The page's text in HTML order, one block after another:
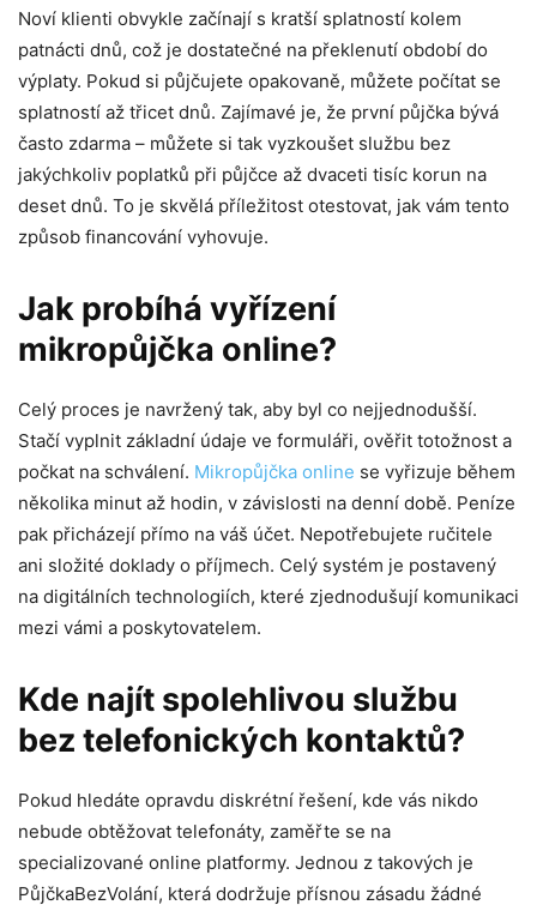
Noví klienti obvykle začínají s kratší splatností kolem
patnácti dnů, což je dostatečné na překlenutí období do
výplaty. Pokud si půjčujete opakovaně, můžete počítat se
splatností až třicet dnů. Zajímavé je, že první půjčka bývá
často zdarma – můžete si tak vyzkoušet službu bez
jakýchkoliv poplatků při půjčce až dvaceti tisíc korun na
deset dnů. To je skvělá příležitost otestovat, jak vám tento
způsob financování vyhovuje.
Jak probíhá vyřízení
mikropůjčka online?
Celý proces je navržený tak, aby byl co nejjednodušší.
Stačí vyplnit základní údaje ve formuláři, ověřit totožnost a
počkat na schválení. Mikropůjčka online se vyřizuje během
několika minut až hodin, v závislosti na denní době. Peníze
pak přicházejí přímo na váš účet. Nepotřebujete ručitele
ani složité doklady o příjmech. Celý systém je postavený
na digitálních technologiích, které zjednodušují komunikaci
mezi vámi a poskytovatelem.
Kde najít spolehlivou službu
bez telefonických kontaktů?
Pokud hledáte opravdu diskrétní řešení, kde vás nikdo
nebude obtěžovat telefonáty, zaměřte se na
specializované online platformy. Jednou z takových je
PůjčkaBezVolání, která dodržuje přísnou zásadu žádné